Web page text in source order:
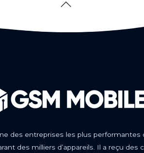
des entreprises les plus
des milliers d’appareils. Il a reçu